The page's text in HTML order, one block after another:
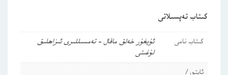
كىتاب تەپسىلاتى
كىتاب نامى
ئۇيغۇر خەلق ماقال – تەمسىللىرى ئىزاھلىق
لۇغىتى
ئاپتور/